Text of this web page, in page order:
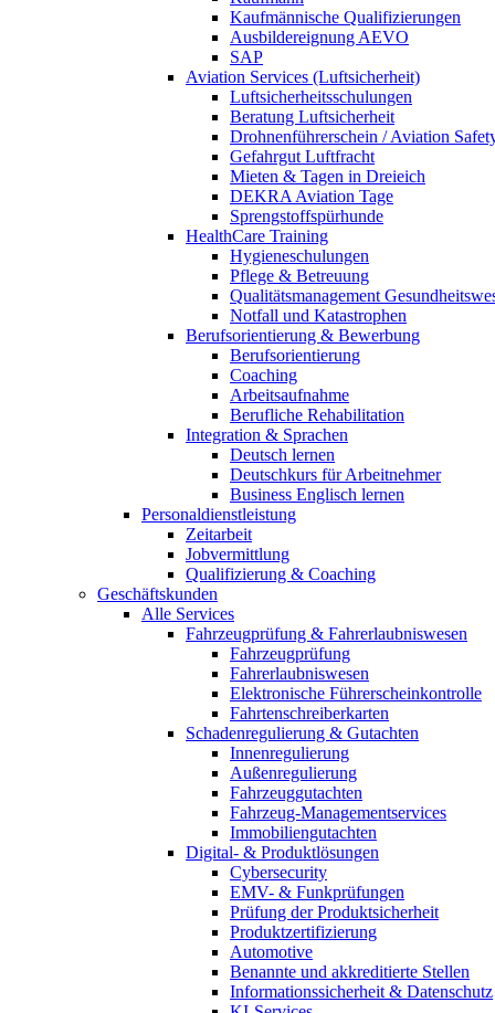
Kaufmännische Qualifizierungen
Ausbildereignung AEVO
SAP
Aviation Services (Luftsicherheit)
Luftsicherheitsschulungen
Beratung Luftsicherheit
Drohnenführerschein / Aviation
Gefahrgut Luftfracht
Mieten & Tagen in Dreieich
DEKRA Aviation Tage
Sprengstoffspürhunde
HealthCare Training
Hygieneschulungen
Pflege & Betreuung
Qualitätsmanagement
Notfall und Katastrophen
Berufsorientierung & Bewerbung
Berufsorientierung
Coaching
Arbeitsaufnahme
Berufliche Rehabilitation
Integration & Sprachen
Deutsch lernen
Deutschkurs für Arbeitnehmer
Business Englisch lernen
Personaldienstleistung
Zeitarbeit
Jobvermittlung
Qualifizierung & Coaching
Geschäftskunden
Alle Services
Fahrzeugprüfung & Fahrerlaubniswesen
Fahrzeugprüfung
Fahrerlaubniswesen
Elektronische Führerscheinkontrolle
Fahrtenschreiberkarten
Schadenregulierung & Gutachten
Innenregulierung
Außenregulierung
Fahrzeuggutachten
Fahrzeug-Managementservices
Immobiliengutachten
Digital- & Produktlösungen
Cybersecurity
EMV- & Funkprüfungen
Prüfung der Produktsicherheit
Produktzertifizierung
Automotive
Benannte und akkreditierte Stellen
Informationssicherheit & Datenschutz